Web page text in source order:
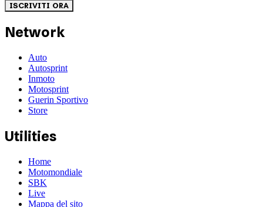
ISCRIVITI ORA
Network
Auto
Autosprint
Inmoto
Motosprint
Guerin Sportivo
Store
Utilities
Home
Motomondiale
SBK
Live
Mappa del sito